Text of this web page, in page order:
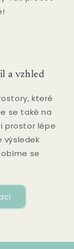
a vzhled
které
se také na
prostor lépe
výsledek
se